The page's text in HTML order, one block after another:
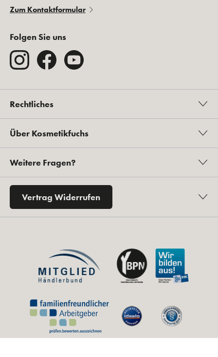
Zum Kontaktformular
Folgen Sie uns
Rechtliches
Über Kosmetikfuchs
Weitere Fragen?
Vertrag Widerrufen